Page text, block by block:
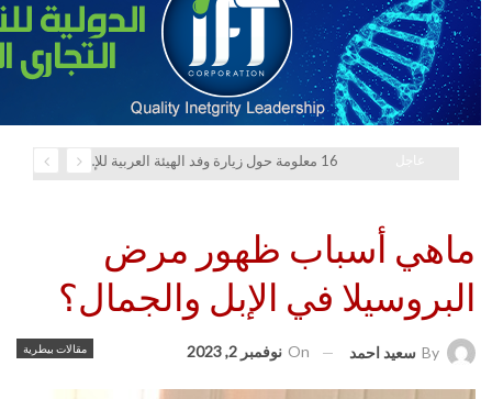
16 معلومة حول زيارة وفد الهيئة العربية للإستثمار والإنماء الزراعي إلي السعودية
ماهي أسباب ظهور مرض
البروسيلا في الإبل والجمال؟
مقالات بيطرية By سعيد احمد On نوفمبر 2, 2023